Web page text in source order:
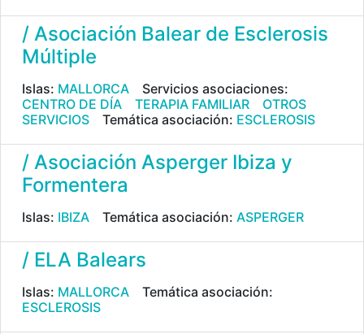
/ Asociación Balear de Esclerosis
Múltiple
Islas: MALLORCA
Servicios asociaciones:
CENTRO DE DÍA
TERAPIA FAMILIAR
OTROS
SERVICIOS
Temática asociación: ESCLEROSIS
/ Asociación Asperger Ibiza y
Formentera
Islas: IBIZA Temática asociación: ASPERGER
/ ELA Balears
Islas: MALLORCA
Temática asociación:
ESCLEROSIS